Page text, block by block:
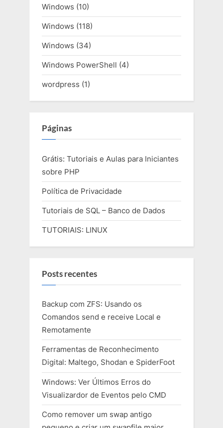
Windows (10)
Windows (118)
Windows (34)
Windows PowerShell (4)
wordpress (1)
Páginas
Grátis: Tutoriais e Aulas para Iniciantes
sobre PHP
Política de Privacidade
Tutoriais de SQL – Banco de Dados
TUTORIAIS: LINUX
Posts recentes
Backup com ZFS: Usando os
Comandos send e receive Local e
Remotamente
Ferramentas de Reconhecimento
Digital: Maltego, Shodan e SpiderFoot
Windows: Ver Últimos Erros do
Visualizardor de Eventos pelo CMD
Como remover um swap antigo